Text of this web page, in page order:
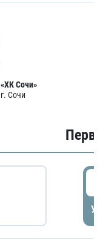
«ХК Сочи»
г. Сочи